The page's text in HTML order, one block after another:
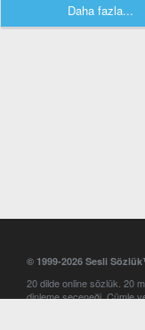
Daha fazla...
© 1999-2026 Sesli
20 dilde online sözlük. 20
dinleme seçeneği. Cümle